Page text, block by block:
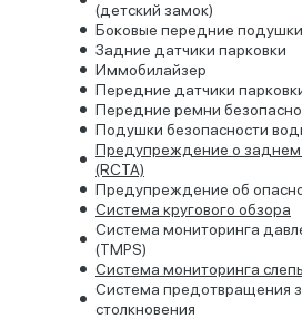
(детский замок)
Боковые передние
Задние датчики парковки
Иммобилайзер
Передние датчики
Передние ремни
Подушки безопасности
Предупреждение о заднем
(RCTA)
Предупреждение об
Система кругового обзора
Система мониторинга
(TMPS)
Система мониторинга
Система предотвращения
столкновения